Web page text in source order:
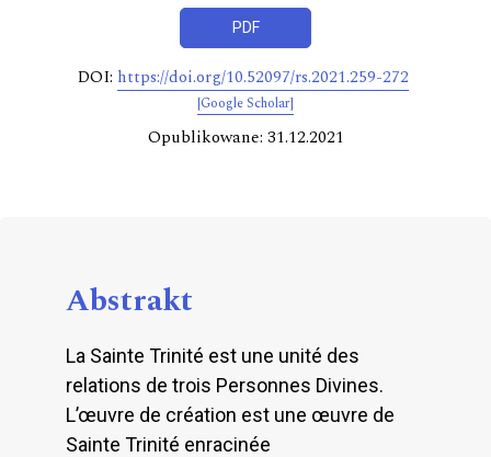
PDF
DOI: https://doi.org/10.52097/rs.2021.259-272
[Google Scholar]
Opublikowane: 31.12.2021
Abstrakt
La Sainte Trinité est une unité des
relations de trois Personnes Divines.
L’œuvre de création est une œuvre de
Sainte Trinité enracinée